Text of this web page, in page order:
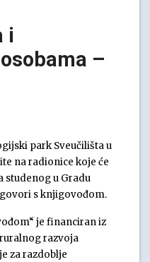
i
–
park Sveučilišta u
na radionice koje će
studenog u Gradu
s knjigovođom.
je financiran iz
razvoja
za razdoblje